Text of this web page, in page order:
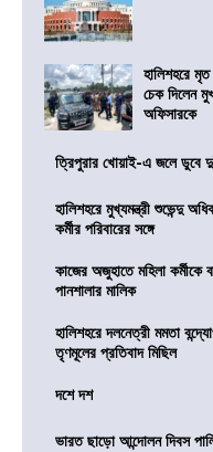
হালিশহরে
চেক দিলেন
অফিসারকে
ত্রিপুরার খোয়াই-এ জলে ডুবে
হালিশহরে মুখ্যমন্ত্রী শুভেন্দু
কর্মীর পরিবারের সঙ্গে
কাজের অজুহাতে মহিলা কর্মীকে
পানশালার মালিক
হালিশহরে দলনেত্রী মমতা
তৃণমূলের প্রতিবাদ মিছিল
দশে দশ
ভারত ছাড়ো আন্দোলন দিবস